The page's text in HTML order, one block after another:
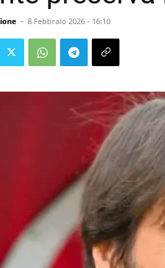
- 8 Febbraio 2026 - 16:10